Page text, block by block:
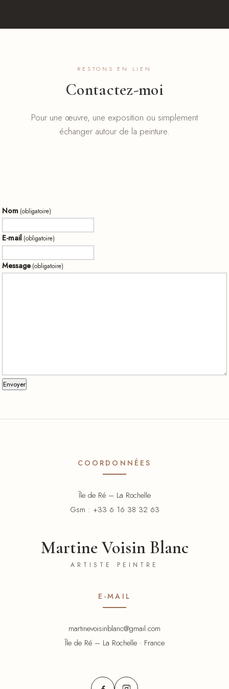
RESTONS EN LIEN
Contactez-moi
Pour une œuvre, une exposition ou simplement
échanger autour de la peinture.
Nom (obligatoire)
E-mail (obligatoire)
Message (obligatoire)
Envoyer
COORDONNÉES
Île de Ré – La Rochelle
Gsm : +33 6 16 38 32 63
Martine Voisin Blanc
ARTISTE PEINTRE
E-MAIL
martinevoisinblanc@gmail.com
Île de Ré – La Rochelle · France